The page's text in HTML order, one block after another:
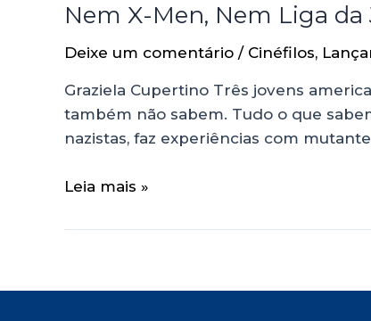
Nem X-Men, Nem Liga da
Deixe um comentário / Cinéfilos,
Graziela Cupertino Três jovens
também não sabem. Tudo o que
nazistas, faz experiências com
Leia mais »